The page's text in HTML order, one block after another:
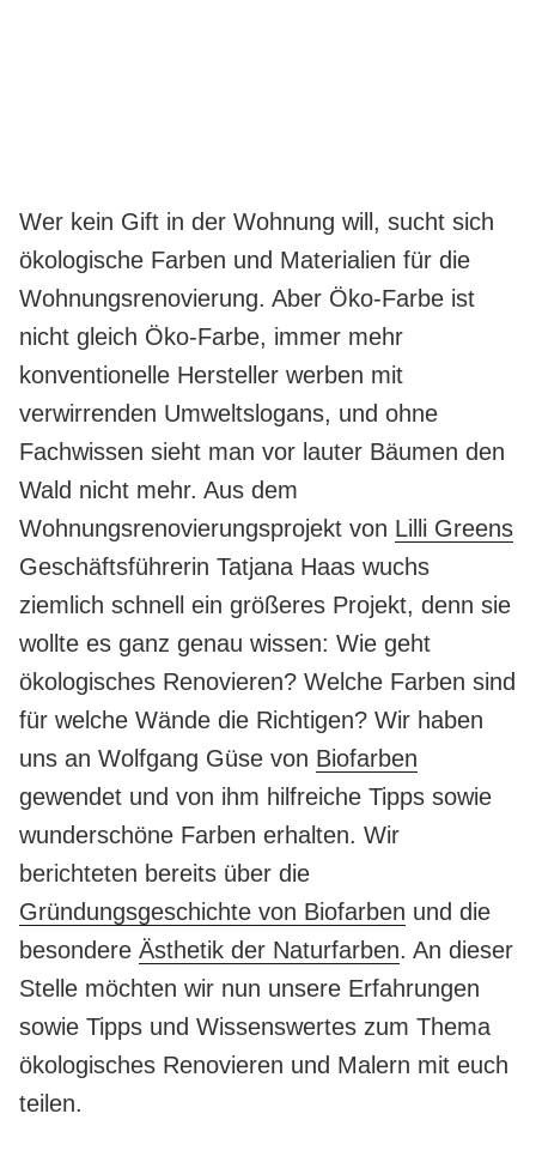
Wer kein Gift in der Wohnung will, sucht sich
ökologische Farben und Materialien für die
Wohnungsrenovierung. Aber Öko-Farbe ist
nicht gleich Öko-Farbe, immer mehr
konventionelle Hersteller werben mit
verwirrenden Umweltslogans, und ohne
Fachwissen sieht man vor lauter Bäumen den
Wald nicht mehr. Aus dem
Wohnungsrenovierungsprojekt von Lilli Greens
Geschäftsführerin Tatjana Haas wuchs
ziemlich schnell ein größeres Projekt, denn sie
wollte es ganz genau wissen: Wie geht
ökologisches Renovieren? Welche Farben sind
für welche Wände die Richtigen? Wir haben
uns an Wolfgang Güse von Biofarben
gewendet und von ihm hilfreiche Tipps sowie
wunderschöne Farben erhalten. Wir
berichteten bereits über die
Gründungsgeschichte von Biofarben und die
besondere Ästhetik der Naturfarben. An dieser
Stelle möchten wir nun unsere Erfahrungen
sowie Tipps und Wissenswertes zum Thema
ökologisches Renovieren und Malern mit euch
teilen.